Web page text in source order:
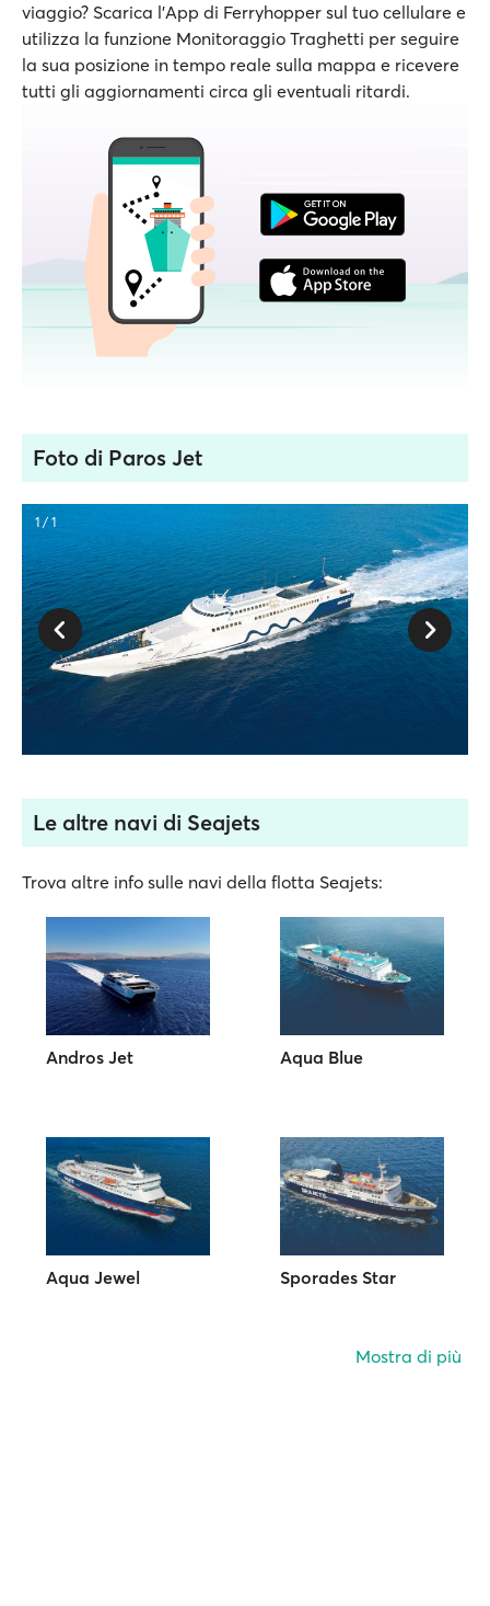
viaggio? Scarica l'App di Ferryhopper sul tuo cellulare e
utilizza la funzione Monitoraggio Traghetti per seguire
la sua posizione in tempo reale sulla mappa e ricevere
tutti gli aggiornamenti circa gli eventuali ritardi.
Foto di Paros Jet
1 / 1
Le altre navi di Seajets
Trova altre info sulle navi della flotta Seajets:
Andros Jet Aqua Blue
Aqua Jewel Sporades Star
Mostra di più